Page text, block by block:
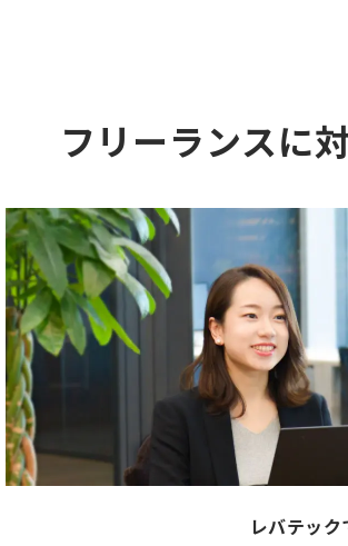
フリーランスに
レバテッ